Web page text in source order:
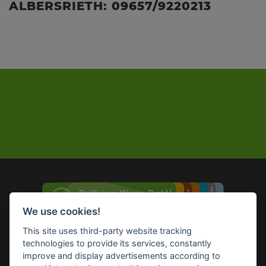
ALBERSRIETH: 09657/9220213
Impressum Datenschutz Widerruf-Formular
We use cookies!
This site uses third-party website tracking
technologies to provide its services, constantly
improve and display advertisements according to